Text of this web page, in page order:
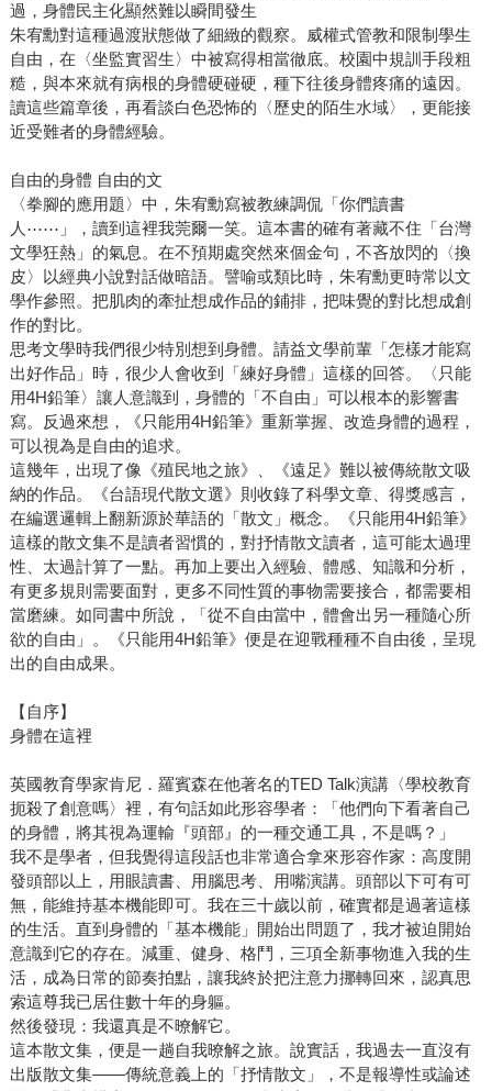
過，身體民主化顯然難以瞬間發生
朱宥勳對這種過渡狀態做了細緻的觀察。威權式管教和限制學生
自由，在〈坐監實習生〉中被寫得相當徹底。校園中規訓手段粗
糙，與本來就有病根的身體硬碰硬，種下往後身體疼痛的遠因。
讀這些篇章後，再看談白色恐怖的〈歷史的陌生水域〉，更能接
近受難者的身體經驗。
自由的身體 自由的文
〈拳腳的應用題〉中，朱宥勳寫被教練調侃「你們讀書
人⋯⋯」，讀到這裡我莞爾一笑。這本書的確有著藏不住「台灣
文學狂熱」的氣息。在不預期處突然來個金句，不吝放閃的〈換
皮〉以經典小說對話做暗語。譬喻或類比時，朱宥勳更時常以文
學作參照。把肌肉的牽扯想成作品的鋪排，把味覺的對比想成創
作的對比。
思考文學時我們很少特別想到身體。請益文學前輩「怎樣才能寫
出好作品」時，很少人會收到「練好身體」這樣的回答。〈只能
用4H鉛筆〉讓人意識到，身體的「不自由」可以根本的影響書
寫。反過來想，《只能用4H鉛筆》重新掌握、改造身體的過程，
可以視為是自由的追求。
這幾年，出現了像《殖民地之旅》、《遠足》難以被傳統散文吸
納的作品。《台語現代散文選》則收錄了科學文章、得獎感言，
在編選邏輯上翻新源於華語的「散文」概念。《只能用4H鉛筆》
這樣的散文集不是讀者習慣的，對抒情散文讀者，這可能太過理
性、太過計算了一點。再加上要出入經驗、體感、知識和分析，
有更多規則需要面對，更多不同性質的事物需要接合，都需要相
當磨練。如同書中所說，「從不自由當中，體會出另一種隨心所
欲的自由」。《只能用4H鉛筆》便是在迎戰種種不自由後，呈現
出的自由成果。
【自序】
身體在這裡
英國教育學家肯尼．羅賓森在他著名的TED Talk演講〈學校教育
扼殺了創意嗎〉裡，有句話如此形容學者：「他們向下看著自己
的身體，將其視為運輸『頭部』的一種交通工具，不是嗎？」
我不是學者，但我覺得這段話也非常適合拿來形容作家：高度開
發頭部以上，用眼讀書、用腦思考、用嘴演講。頭部以下可有可
無，能維持基本機能即可。我在三十歲以前，確實都是過著這樣
的生活。直到身體的「基本機能」開始出問題了，我才被迫開始
意識到它的存在。減重、健身、格鬥，三項全新事物進入我的生
活，成為日常的節奏拍點，讓我終於把注意力挪轉回來，認真思
索這尊我已居住數十年的身軀。
然後發現：我還真是不暸解它。
這本散文集，便是一趟自我暸解之旅。說實話，我過去一直沒有
出版散文集——傳統意義上的「抒情散文」，不是報導性或論述